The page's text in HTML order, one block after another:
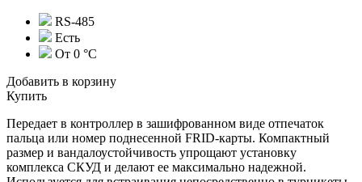
RS-485
Есть
От 0 °C
Добавить в корзину
Купить
Передает в контроллер в зашифрованном виде отпечаток
пальца или номер поднесенной FRID-карты. Компактный
размер и вандалоустойчивость упрощают установку
комплекса СКУД и делают ее максимально надежной.